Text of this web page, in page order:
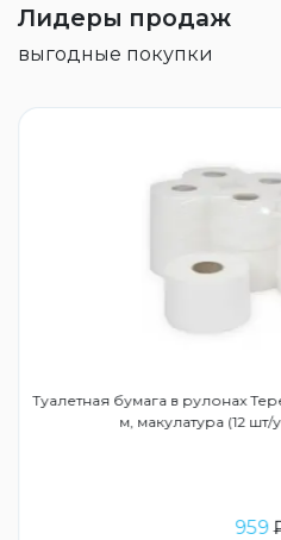
Лидеры продаж
выгодные покупки
Туалетная бумага в рулонах
м, макулатура (12 шт/
959